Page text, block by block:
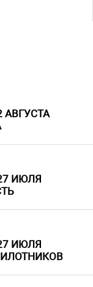
ИЮЛЯ
ИЮЛЯ